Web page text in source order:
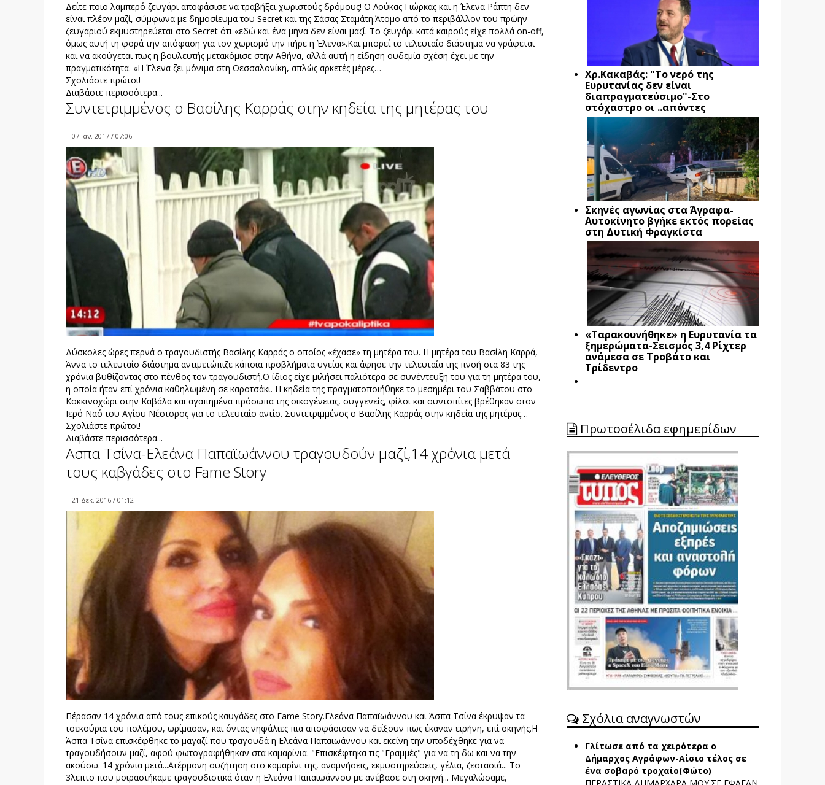
Δείτε ποιο λαμπερό ζευγάρι αποφάσισε να τραβήξει χωριστούς δρόμους! Ο Λούκας Γιώρκας και η Έλενα Ράπτη δεν
είναι πλέον μαζί, σύμφωνα με δημοσίευμα του Secret και της Σάσας Σταμάτη.Άτομο από το περιβάλλον του πρώην
ζευγαριού εκμυστηρεύεται στο Secret ότι «εδώ και ένα μήνα δεν είναι μαζί. Το ζευγάρι κατά καιρούς είχε πολλά on-off,
όμως αυτή τη φορά την απόφαση για τον χωρισμό την πήρε η Έλενα».Και μπορεί το τελευταίο διάστημα να γράφεται
και να ακούγεται πως η βουλευτής μετακόμισε στην Αθήνα, αλλά αυτή η είδηση ουδεμία σχέση έχει με την
πραγματικότητα. «Η Έλενα ζει μόνιμα στη Θεσσαλονίκη, απλώς αρκετές μέρες…
Σχολιάστε πρώτοι!
Διαβάστε περισσότερα...
Συντετριμμένος ο Βασίλης Καρράς στην κηδεία της μητέρας του
07 Ιαν. 2017 / 07:06
Δύσκολες ώρες περνά ο τραγουδιστής Βασίλης Καρράς ο οποίος «έχασε» τη μητέρα του. Η μητέρα του Βασίλη Καρρά,
Άννα το τελευταίο διάστημα αντιμετώπιζε κάποια προβλήματα υγείας και άφησε την τελευταία της πνοή στα 83 της
χρόνια βυθίζοντας στο πένθος τον τραγουδιστή.Ο ίδιος είχε μιλήσει παλιότερα σε συνέντευξη του για τη μητέρα του,
η οποία ήταν επί χρόνια καθηλωμένη σε καροτσάκι. Η κηδεία της πραγματοποιήθηκε το μεσημέρι του Σαββάτου στο
Κοκκινοχώρι στην Καβάλα και αγαπημένα πρόσωπα της οικογένειας, συγγενείς, φίλοι και συντοπίτες βρέθηκαν στον
Ιερό Ναό του Αγίου Νέστορος για το τελευταίο αντίο. Συντετριμμένος ο Βασίλης Καρράς στην κηδεία της μητέρας…
Σχολιάστε πρώτοι!
Διαβάστε περισσότερα...
Ασπα Τσίνα-Ελεάνα Παπαϊωάννου τραγουδούν μαζί,14 χρόνια μετά
τους καβγάδες στο Fame Story
21 Δεκ. 2016 / 01:12
Πέρασαν 14 χρόνια από τους επικούς καυγάδες στο Fame Story.Ελεάνα Παπαϊωάννου και Άσπα Τσίνα έκρυψαν τα
τσεκούρια του πολέμου, ωρίμασαν, και όντας νηφάλιες πια αποφάσισαν να δείξουν πως έκαναν ειρήνη, επί σκηνής.Η
Άσπα Τσίνα επισκέφθηκε το μαγαζί που τραγουδά η Ελεάνα Παπαϊωάννου και εκείνη την υποδέχθηκε για να
τραγουδήσουν μαζί, αφού φωτογραφήθηκαν στα καμαρίνια. "Επισκέφτηκα τις "Γραμμές" για να τη δω και να την
ακούσω. 14 χρόνια μετά...Ατέρμονη συζήτηση στο καμαρίνι της, αναμνήσεις, εκμυστηρεύσεις, γέλια, ζεστασιά... Το
3λεπτο που μοιραστήκαμε τραγουδιστικά όταν η Ελεάνα Παπαϊωάννου με ανέβασε στη σκηνή... Μεγαλώσαμε,
Xρ.Κακαβάς: "Το νερό της
Ευρυτανίας δεν είναι
διαπραγματεύσιμο"-Στο
στόχαστρο οι ..απόντες
Σκηνές αγωνίας στα Άγραφα-
Αυτοκίνητο βγήκε εκτός πορείας
στη Δυτική Φραγκίστα
«Ταρακουνήθηκε» η Ευρυτανία τα
ξημερώματα-Σεισμός 3,4 Ρίχτερ
ανάμεσα σε Τροβάτο και
Τρίδεντρο
Πρωτοσέλιδα εφημερίδων
Σχόλια αναγνωστών
Γλίτωσε από τα χειρότερα ο
Δήμαρχος Αγράφων-Αίσιο τέλος σε
ένα σοβαρό τροχαίο(Φώτο)